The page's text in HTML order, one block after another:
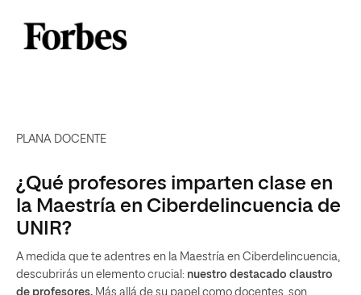
PLANA DOCENTE
¿Qué profesores imparten clase en
la Maestría en Ciberdelincuencia de
UNIR?
A medida que te adentres en la Maestría en Ciberdelincuencia,
descubrirás un elemento crucial: nuestro destacado claustro